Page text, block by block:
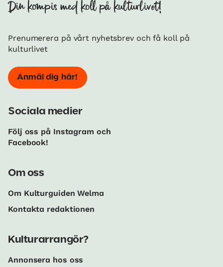
Din kompis med koll på kulturlivet!
Prenumerera på vårt nyhetsbrev och få koll på
kulturlivet
Anmäl dig här!
Sociala medier
Följ oss på Instagram och
Facebook!
Om oss
Om Kulturguiden Welma
Kontakta redaktionen
Kulturarrangör?
Annonsera hos oss